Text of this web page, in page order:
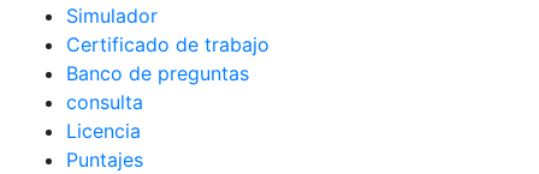
Simulador
Certificado de trabajo
Banco de preguntas
consulta
Licencia
Puntajes